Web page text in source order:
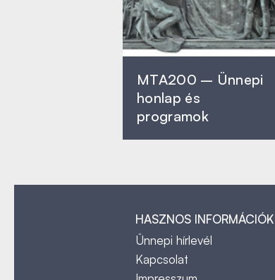
MTA200 – Ünnepi
honlap és
programok
HASZNOS INFORMÁCIÓK
Ünnepi hírlevél
Kapcsolat